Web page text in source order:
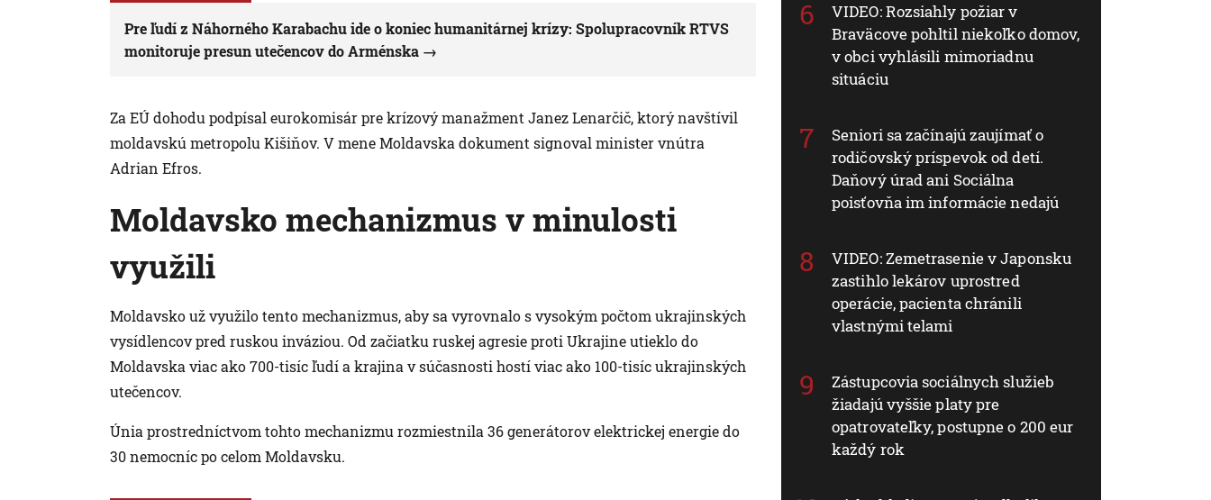
Pre ľudí z Náhorného Karabachu ide o koniec humanitárnej krízy: Spolupracovník RTVS
monitoruje presun utečencov do Arménska
Za EÚ dohodu podpísal eurokomisár pre krízový manažment Janez Lenarčič, ktorý navštívil
moldavskú metropolu Kišiňov. V mene Moldavska dokument signoval minister vnútra
Adrian Efros.
Moldavsko mechanizmus v minulosti
využili
Moldavsko už využilo tento mechanizmus, aby sa vyrovnalo s vysokým počtom ukrajinských
vysídlencov pred ruskou inváziou. Od začiatku ruskej agresie proti Ukrajine utieklo do
Moldavska viac ako 700-tisíc ľudí a krajina v súčasnosti hostí viac ako 100-tisíc ukrajinských
utečencov.
Únia prostredníctvom tohto mechanizmu rozmiestnila 36 generátorov elektrickej energie do
30 nemocníc po celom Moldavsku.
VIDEO: Rozsiahly požiar v
Braväcove pohltil niekoľko domov,
v obci vyhlásili mimoriadnu
situáciu
Seniori sa začínajú zaujímať o
rodičovský príspevok od detí.
Daňový úrad ani Sociálna
poisťovňa im informácie nedajú
VIDEO: Zemetrasenie v Japonsku
zastihlo lekárov uprostred
operácie, pacienta chránili
vlastnými telami
Zástupcovia sociálnych služieb
žiadajú vyššie platy pre
opatrovateľky, postupne o 200 eur
každý rok